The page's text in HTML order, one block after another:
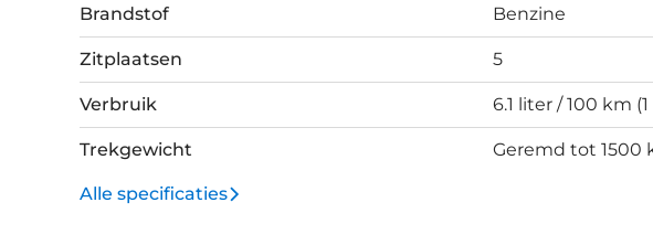
Brandstof Benzine
Zitplaatsen 5
Verbruik 6.1 liter / 100 km
Trekgewicht Geremd tot 1500
Alle specificaties